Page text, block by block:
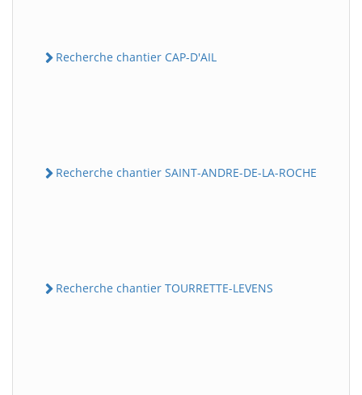
Recherche chantier CAP-D'AIL
Recherche chantier SAINT-ANDRE-DE-LA-ROCHE
Recherche chantier TOURRETTE-LEVENS